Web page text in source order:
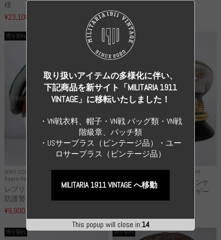
様
¥23,100 ¥99,000
WWII GERMANY
Repro Hat and Cap Police and other
売り切れ
レプリカ ドイツ秩序警察 都市
防護警察 クラッシュキャップ...
¥9,900
WWII GERMANY Repro Uniforms WH
売り切れ
レプリカ ミヒャエル・ヤンケ
製 国家元帥 ヘルマン・ゲー
リ...
売り切れ 売り切れ
This popup will close in:13
取り扱いアイテムの多様化に伴い、
下記商品を新サイト「MILITARIA 1911
VINTAGE」に移転いたしました！
・VN戦衣料、帽子・VN戦 バッグ類・VN戦
階級章、パッチ類
・USサーブラス（ビンテージ品）・ユー
ロサープラス（ビンテージ品）
MILITARIA 1911 VINTAGE へ移動